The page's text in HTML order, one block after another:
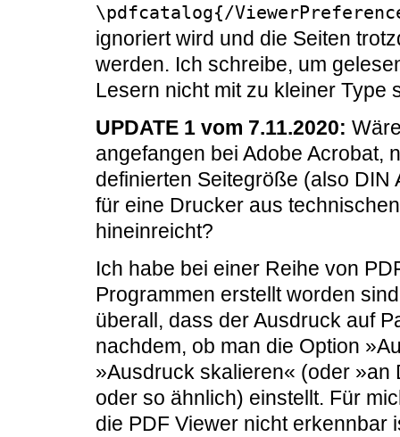
\pdfcatalog{/
ignoriert wird und die Seiten
werden. Ich schreibe, um
Lesern nicht mit zu kleiner Type
UPDATE 1 vom 7.11.2020:
angefangen bei Adobe Acrobat,
definierten Seitegröße (also
für eine Drucker aus
hineinreicht?
Ich habe bei einer Reihe von
Programmen erstellt worden
überall, dass der Ausdruck auf
nachdem, ob man die Option
»Ausdruck skalieren« (oder
oder so ähnlich) einstellt. Für
die PDF Viewer nicht erkennbar